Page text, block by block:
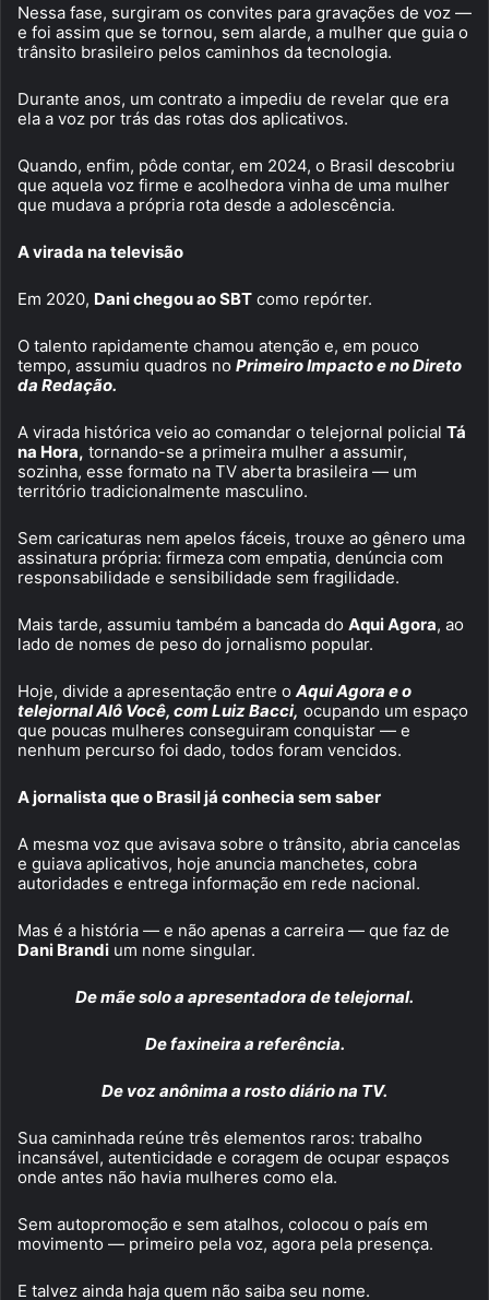
Nessa fase, surgiram os convites para gravações de voz —
e foi assim que se tornou, sem alarde, a mulher que guia o
trânsito brasileiro pelos caminhos da tecnologia.
Durante anos, um contrato a impediu de revelar que era
ela a voz por trás das rotas dos aplicativos.
Quando, enfim, pôde contar, em 2024, o Brasil descobriu
que aquela voz firme e acolhedora vinha de uma mulher
que mudava a própria rota desde a adolescência.
A virada na televisão
Em 2020, Dani chegou ao SBT como repórter.
O talento rapidamente chamou atenção e, em pouco
tempo, assumiu quadros no Primeiro Impacto e no Direto
da Redação.
A virada histórica veio ao comandar o telejornal policial Tá
na Hora, tornando-se a primeira mulher a assumir,
sozinha, esse formato na TV aberta brasileira — um
território tradicionalmente masculino.
Sem caricaturas nem apelos fáceis, trouxe ao gênero uma
assinatura própria: firmeza com empatia, denúncia com
responsabilidade e sensibilidade sem fragilidade.
Mais tarde, assumiu também a bancada do Aqui Agora, ao
lado de nomes de peso do jornalismo popular.
Hoje, divide a apresentação entre o Aqui Agora e o
telejornal Alô Você, com Luiz Bacci, ocupando um espaço
que poucas mulheres conseguiram conquistar — e
nenhum percurso foi dado, todos foram vencidos.
A jornalista que o Brasil já conhecia sem saber
A mesma voz que avisava sobre o trânsito, abria cancelas
e guiava aplicativos, hoje anuncia manchetes, cobra
autoridades e entrega informação em rede nacional.
Mas é a história — e não apenas a carreira — que faz de
Dani Brandi um nome singular.
De mãe solo a apresentadora de telejornal.
De faxineira a referência.
De voz anônima a rosto diário na TV.
Sua caminhada reúne três elementos raros: trabalho
incansável, autenticidade e coragem de ocupar espaços
onde antes não havia mulheres como ela.
Sem autopromoção e sem atalhos, colocou o país em
movimento — primeiro pela voz, agora pela presença.
E talvez ainda haja quem não saiba seu nome.